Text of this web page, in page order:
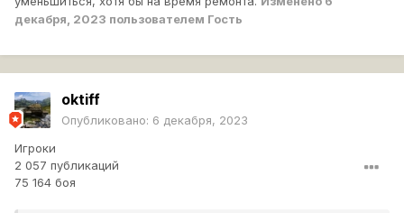
декабря, 2023 пользователем Гость
oktiff
Опубликовано: 6 декабря, 2023
Игроки
2 057 публикаций
75 164 боя